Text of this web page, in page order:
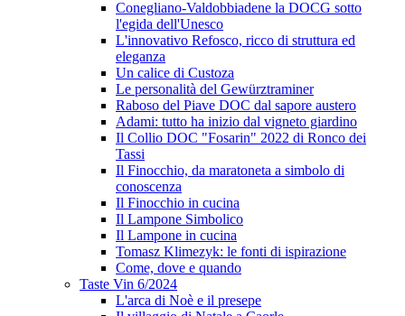
Conegliano-Valdobbiadene la DOCG sotto
l'egida dell'Unesco
L'innovativo Refosco, ricco di struttura ed
eleganza
Un calice di Custoza
Le personalità del Gewürztraminer
Raboso del Piave DOC dal sapore austero
Adami: tutto ha inizio dal vigneto giardino
Il Collio DOC "Fosarin" 2022 di Ronco dei
Tassi
Il Finocchio, da maratoneta a simbolo di
conoscenza
Il Finocchio in cucina
Il Lampone Simbolico
Il Lampone in cucina
Tomasz Klimezyk: le fonti di ispirazione
Come, dove e quando
Taste Vin 6/2024
L'arca di Noè e il presepe